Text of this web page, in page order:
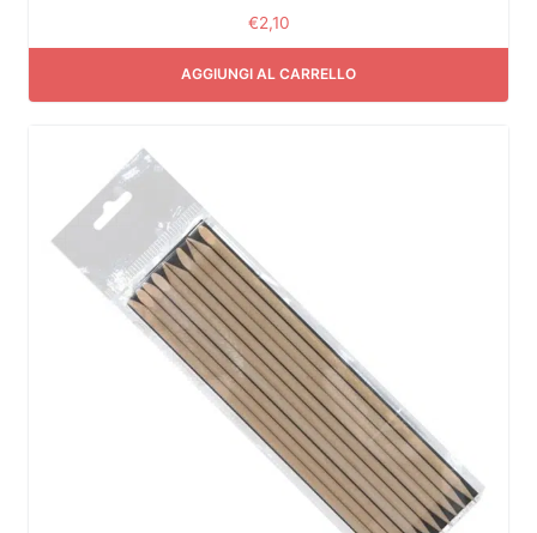
€2,10
AGGIUNGI AL CARRELLO